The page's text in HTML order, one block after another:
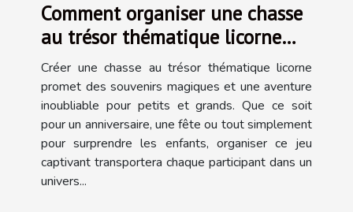
Comment organiser une chasse
au trésor thématique licorne
inoubliable ?
Créer une chasse au trésor thématique licorne
promet des souvenirs magiques et une aventure
inoubliable pour petits et grands. Que ce soit
pour un anniversaire, une fête ou tout simplement
pour surprendre les enfants, organiser ce jeu
captivant transportera chaque participant dans un
univers...